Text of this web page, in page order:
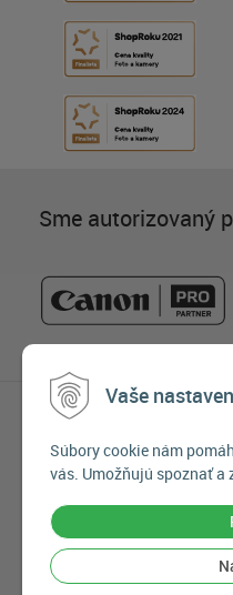
Vaše
Súbory cookie nám
vás. Umožňujú spoznať a
Sme autorizovaný
Postup